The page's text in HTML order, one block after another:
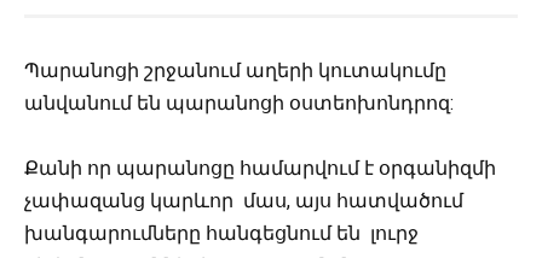
Պարանոցի շրջանում աղերի կուտակումը
անվանում են պարանոցի օստեոխոնդրոզ:
Քանի որ պարանոցը համարվում է օրգանիզմի
չափազանց կարևոր մաս, այս հատվածում
խանգարումները հանգեցնում են լուրջ